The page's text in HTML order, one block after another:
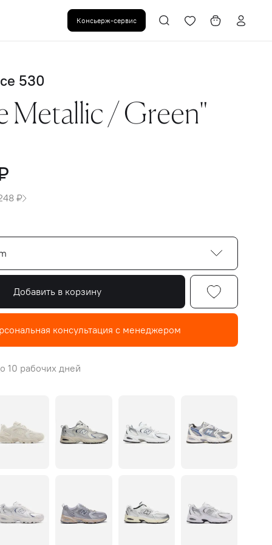
Консьерж-сервис
530
Metallic / Green"
₽
Добавить в корзину
консультация с менеджером
10 рабочих дней